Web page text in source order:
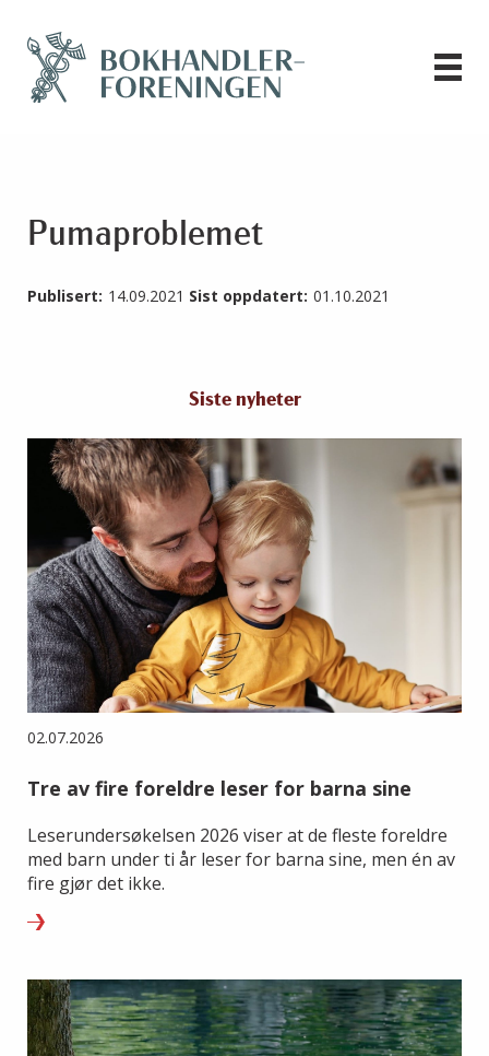
Pumaproblemet
Publisert: 14.09.2021 Sist oppdatert: 01.10.2021
Siste nyheter
02.07.2026
Tre av fire foreldre leser for barna sine
Leserundersøkelsen 2026 viser at de fleste foreldre
med barn under ti år leser for barna sine, men én av
fire gjør det ikke.